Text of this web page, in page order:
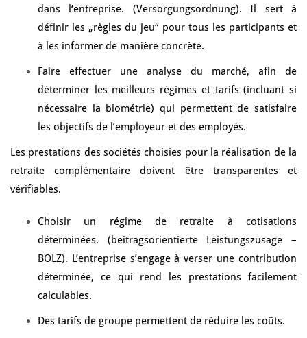
dans l‘entreprise. (Versorgungsordnung). Il sert à
définir les „règles du jeu“ pour tous les participants et
à les informer de manière concrète.
Faire effectuer une analyse du marché, afin de
déterminer les meilleurs régimes et tarifs (incluant si
nécessaire la biométrie) qui permettent de satisfaire
les objectifs de l’employeur et des employés.
Les prestations des sociétés choisies pour la réalisation de la
retraite complémentaire doivent être transparentes et
vérifiables.
Choisir un régime de retraite à cotisations
déterminées. (beitragsorientierte Leistungszusage –
BOLZ). L’entreprise s’engage à verser une contribution
déterminée, ce qui rend les prestations facilement
calculables.
Des tarifs de groupe permettent de réduire les coûts.